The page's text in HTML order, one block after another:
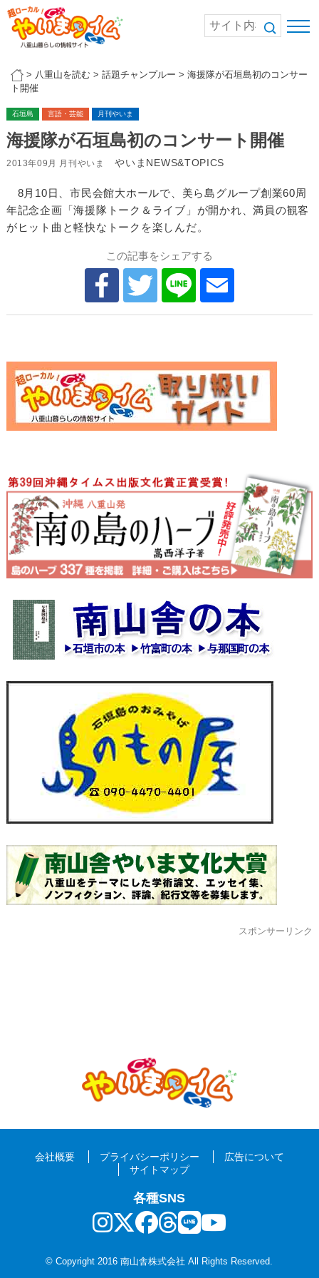
> 八重山を読む > 話題チャンプルー > 海援隊が石垣島初のコンサー
ト開催
石垣島 言語・芸能 月刊やいま
海援隊が石垣島初のコンサート開催
2013年09月 月刊やいま やいまNEWS&TOPICS
8月10日、市民会館大ホールで、美ら島グループ創業60周
年記念企画「海援隊トーク＆ライブ」が開かれ、満員の観客
がヒット曲と軽快なトークを楽しんだ。
この記事をシェアする
スポンサーリンク
会社概要 プライバシーポリシー
広告について
サイトマップ
各種SNS
© Copyright 2016 南山舎株式会社 All Rights Reserved.